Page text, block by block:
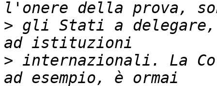
> gli Stati a
> internazionali. La